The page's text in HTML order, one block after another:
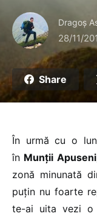
Dragoş
28/11/
Share
În urmă cu o
în Munții
zonă minunată
puțin nu foarte
te-ai uita vezi o